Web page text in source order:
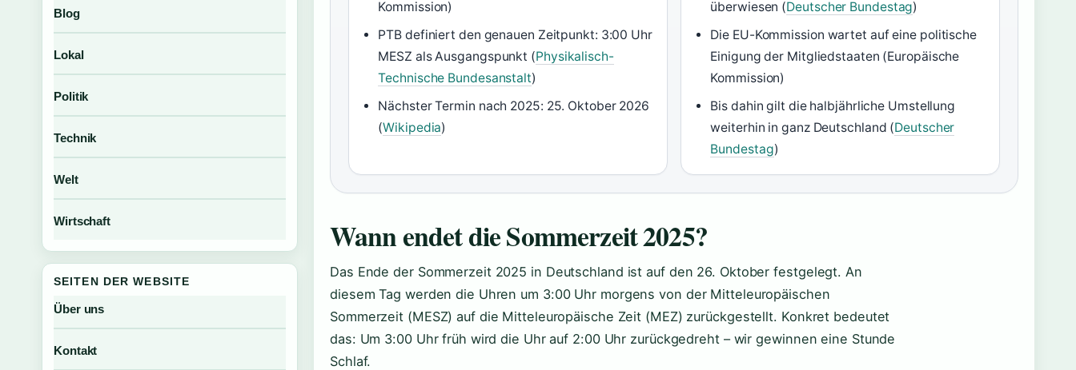
Kommission)
PTB definiert den genauen Zeitpunkt: 3:00 Uhr
MESZ als Ausgangspunkt (Physikalisch-
Technische Bundesanstalt)
Nächster Termin nach 2025: 25. Oktober 2026
(Wikipedia)
überwiesen (Deutscher Bundestag)
Die EU-Kommission wartet auf eine politische
Einigung der Mitgliedstaaten (Europäische
Kommission)
Bis dahin gilt die halbjährliche Umstellung
weiterhin in ganz Deutschland (Deutscher
Bundestag)
Wann endet die Sommerzeit 2025?
Das Ende der Sommerzeit 2025 in Deutschland ist auf den 26. Oktober festgelegt. An
diesem Tag werden die Uhren um 3:00 Uhr morgens von der Mitteleuropäischen
Sommerzeit (MESZ) auf die Mitteleuropäische Zeit (MEZ) zurückgestellt. Konkret bedeutet
das: Um 3:00 Uhr früh wird die Uhr auf 2:00 Uhr zurückgedreht – wir gewinnen eine Stunde
Schlaf.
Blog
Lokal
Politik
Technik
Welt
Wirtschaft
SEITEN DER WEBSITE
Über uns
Kontakt